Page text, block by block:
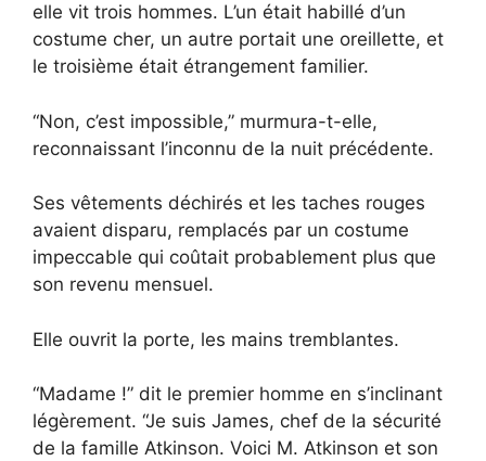
elle vit trois hommes. L’un était habillé d’un
costume cher, un autre portait une oreillette, et
le troisième était étrangement familier.
“Non, c’est impossible,” murmura-t-elle,
reconnaissant l’inconnu de la nuit précédente.
Ses vêtements déchirés et les taches rouges
avaient disparu, remplacés par un costume
impeccable qui coûtait probablement plus que
son revenu mensuel.
Elle ouvrit la porte, les mains tremblantes.
“Madame !” dit le premier homme en s’inclinant
légèrement. “Je suis James, chef de la sécurité
de la famille Atkinson. Voici M. Atkinson et son